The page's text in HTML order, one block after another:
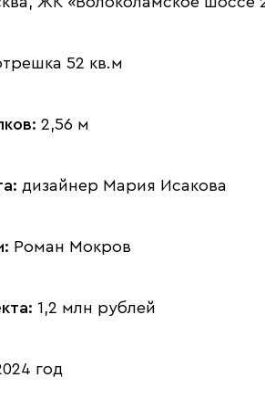
52 кв.м
2,56 м
дизайнер Мария Исакова
Роман Мокров
1,2 млн рублей
год